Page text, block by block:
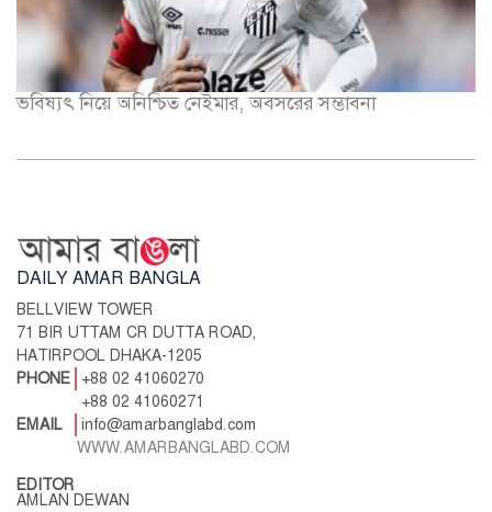
ভবিষ্যৎ নিয়ে অনিশ্চিত নেইমার, অবসরের সম্ভাবনা
DAILY AMAR BANGLA
BELLVIEW TOWER
71 BIR UTTAM CR DUTTA ROAD,
HATIRPOOL DHAKA-1205
PHONE
+88 02 41060270
+88 02 41060271
EMAIL
info@amarbanglabd.com
WWW.AMARBANGLABD.COM
EDITOR
AMLAN DEWAN